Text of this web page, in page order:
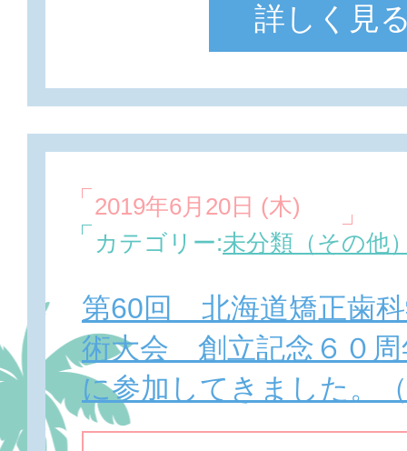
詳しく見
2019年6月20日 (木)
カテゴリー:未分類（その他
第60回 北海道矯正歯
術大会 創立記念６０
に参加してきました。